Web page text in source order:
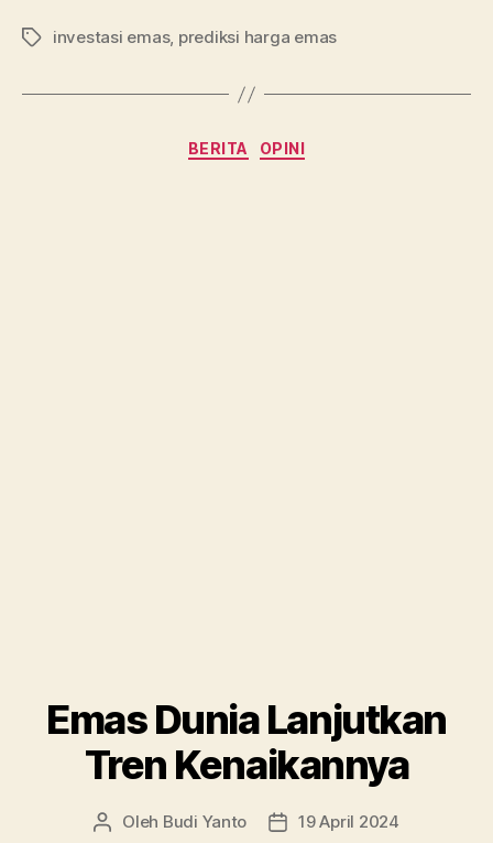
Naik
Tag investasi emas, prediksi harga emas
Kategori
BERITA OPINI
Emas Dunia Lanjutkan
Tren Kenaikannya
Penulis
Oleh Budi Yanto
Tanggal
19 April 2024